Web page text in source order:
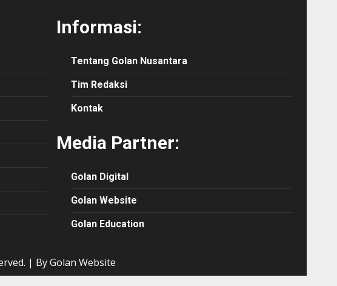
Informasi:
Tentang Golan Nusantara
Tim Redaksi
Kontak
Media Partner:
Golan Digital
Golan Website
Golan Education
| By Golan Website